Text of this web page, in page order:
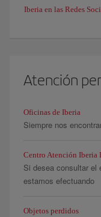
Iberia en las Redes
Atención
Oficinas de Iberia
Siempre nos
Centro Atención Iberia
Si desea consultar el
estamos efectuando
Objetos perdidos